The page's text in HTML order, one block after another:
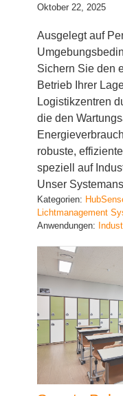
Oktober 22, 2025
Ausgelegt auf
Sichern Sie den
Betrieb Ihrer
Logistikzentren
die den
robuste,
speziell auf
Unser
Kategorien:
Lichtmanagement
Anwendungen: